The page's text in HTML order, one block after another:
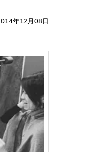
年12月08日